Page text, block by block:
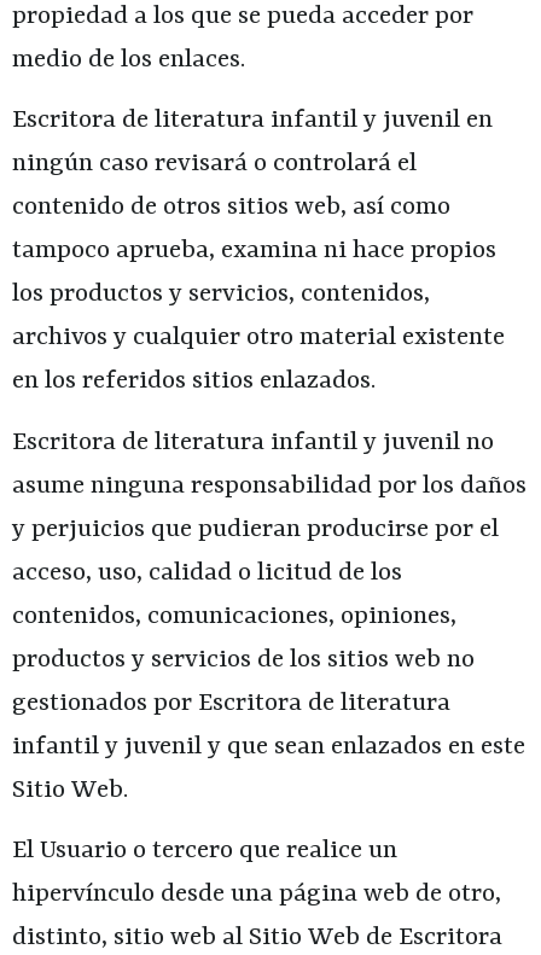
propiedad a los que se pueda acceder por
medio de los enlaces.
Escritora de literatura infantil y juvenil en
ningún caso revisará o controlará el
contenido de otros sitios web, así como
tampoco aprueba, examina ni hace propios
los productos y servicios, contenidos,
archivos y cualquier otro material existente
en los referidos sitios enlazados.
Escritora de literatura infantil y juvenil no
asume ninguna responsabilidad por los daños
y perjuicios que pudieran producirse por el
acceso, uso, calidad o licitud de los
contenidos, comunicaciones, opiniones,
productos y servicios de los sitios web no
gestionados por Escritora de literatura
infantil y juvenily que sean enlazados en este
Sitio Web.
El Usuario o tercero que realice un
hipervínculo desde una página web de otro,
distinto, sitio web al Sitio Web de Escritora